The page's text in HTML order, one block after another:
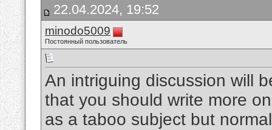
22.04.2024, 19:52
minodo5009
Постоянный пользователь
An intriguing discussion will
that you should write more
as a taboo subject but